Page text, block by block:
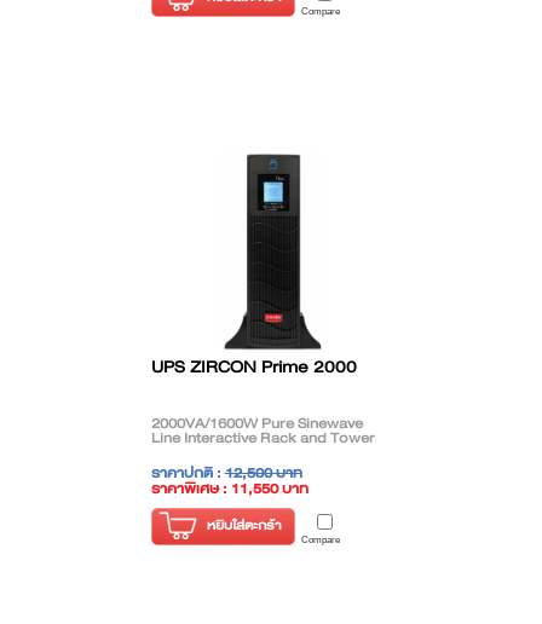
Compare
UPS ZIRCON Prime 2000
2000VA/1600W Pure Sinewave
Line Interactive Rack and Tower
ราคาปกติ :12,500 บาท
ราคาพิเศษ : 11,550 บาท
( ราคาไม่รวมภาษี )
หยิบใส่ตะกร้า
Compare